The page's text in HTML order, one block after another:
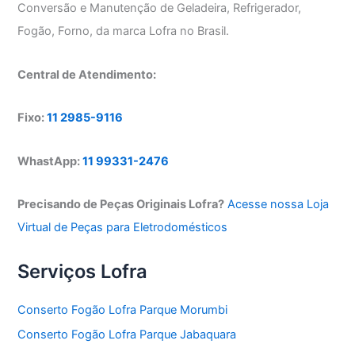
Conversão e Manutenção de Geladeira, Refrigerador,
Fogão, Forno, da marca Lofra no Brasil.
Central de Atendimento:
Fixo:11 2985-9116
WhastApp:11 99331-2476
Precisando de Peças Originais Lofra? Acesse nossa Loja
Virtual de Peças para Eletrodomésticos
Serviços Lofra
Conserto Fogão Lofra Parque Morumbi
Conserto Fogão Lofra Parque Jabaquara